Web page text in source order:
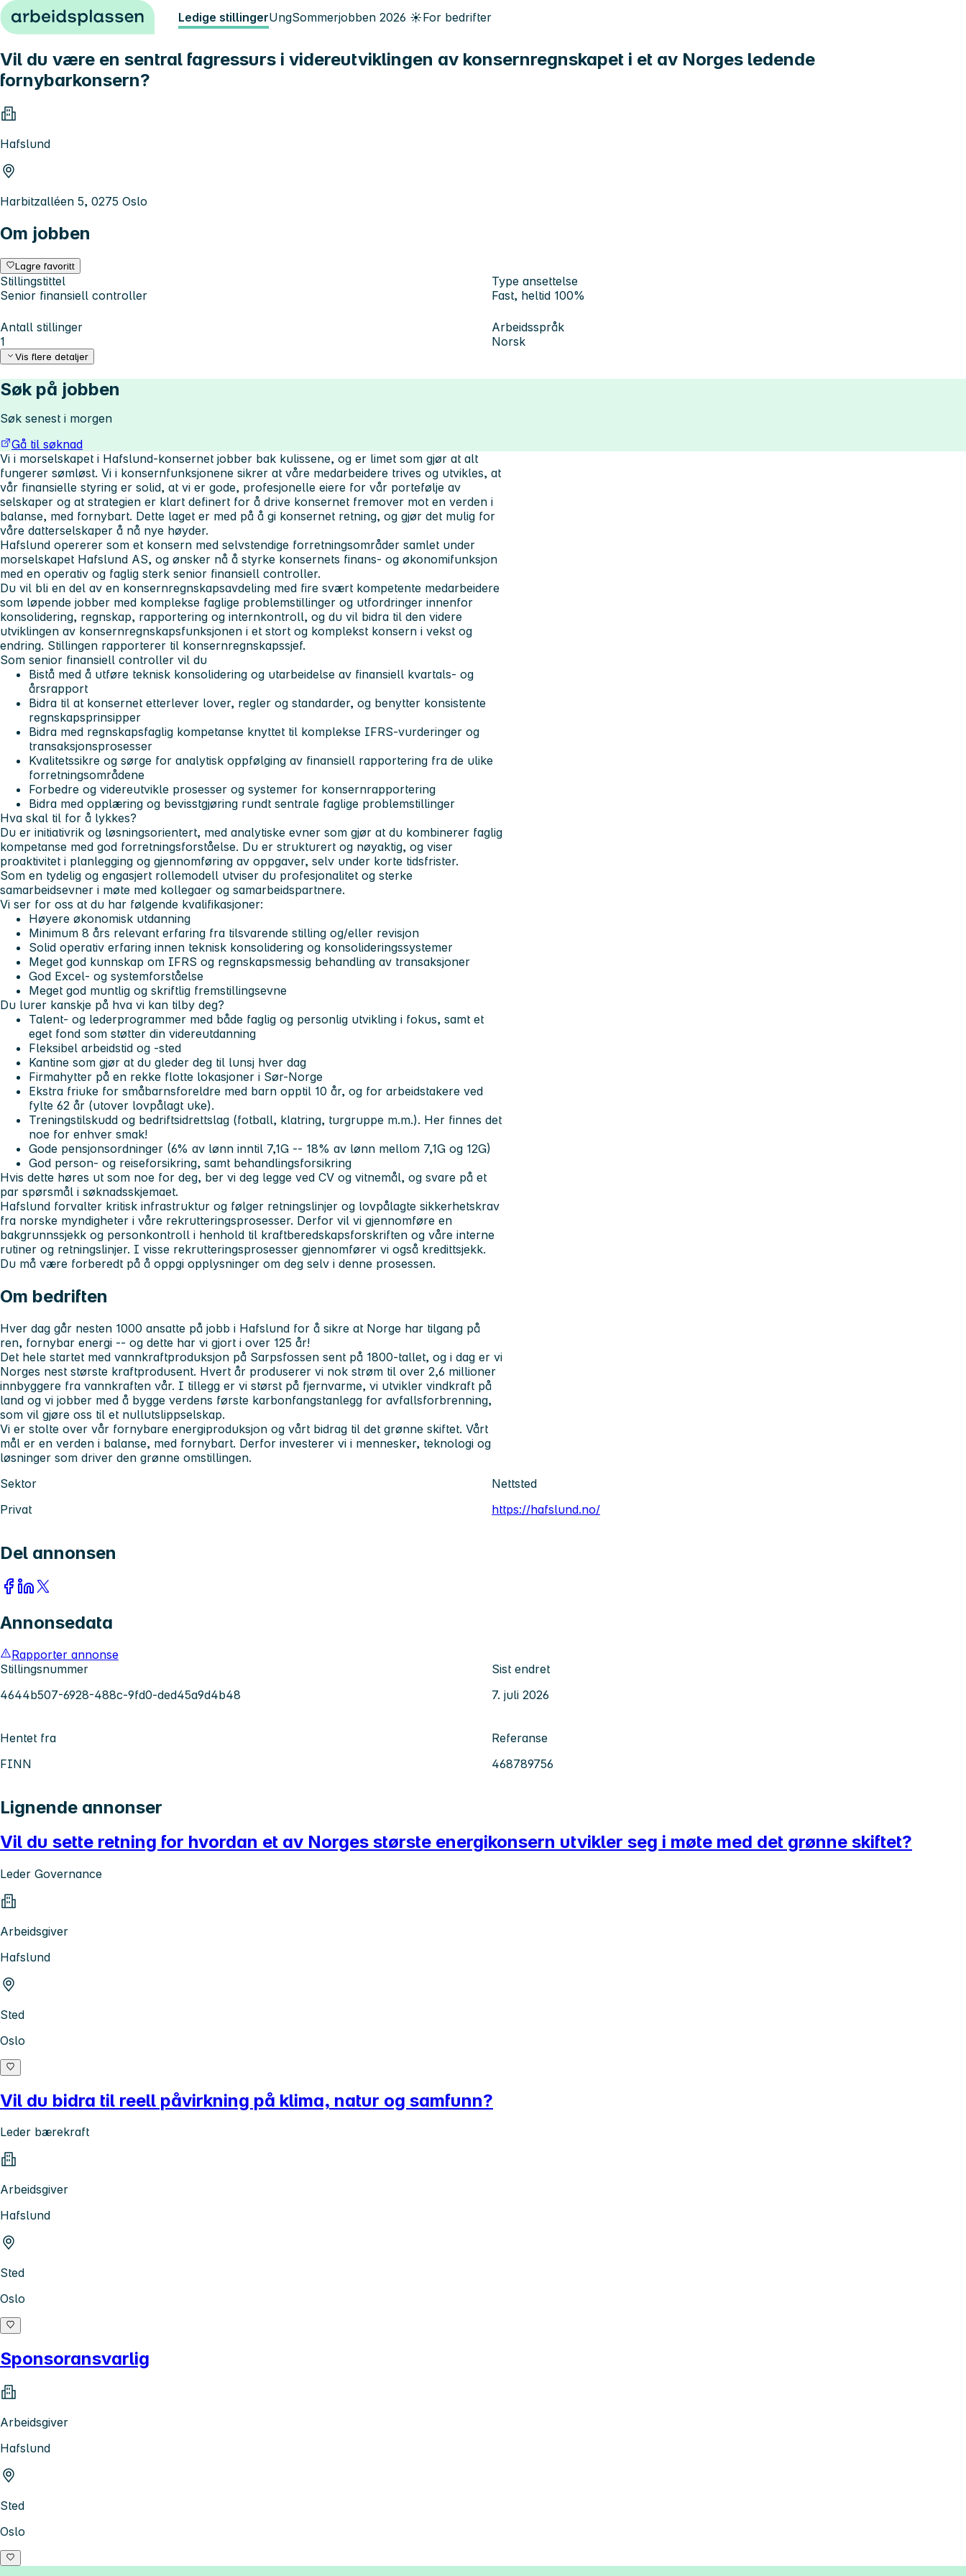
Hopp til innhold Ledige stillingerUngSommerjobben 2026 ☀️For bedrifter
Vil du være en sentral fagressurs i videreutviklingen av konsernregnskapet i et av Norges ledende
fornybarkonsern?
Hafslund
Harbitzalléen 5, 0275 Oslo
Om jobben
Lagre favoritt
Stillingstittel
Senior finansiell controller
Type ansettelse
Fast, heltid 100%
Antall stillinger
1
Arbeidsspråk
Norsk
Vis flere detaljer
Søk på jobben
Søk senest i morgen
Gå til søknad
Vi i morselskapet i Hafslund-konsernet jobber bak kulissene, og er limet som gjør at alt
fungerer sømløst. Vi i konsernfunksjonene sikrer at våre medarbeidere trives og utvikles, at
vår finansielle styring er solid, at vi er gode, profesjonelle eiere for vår portefølje av
selskaper og at strategien er klart definert for å drive konsernet fremover mot en verden i
balanse, med fornybart. Dette laget er med på å gi konsernet retning, og gjør det mulig for
våre datterselskaper å nå nye høyder.
Hafslund opererer som et konsern med selvstendige forretningsområder samlet under
morselskapet Hafslund AS, og ønsker nå å styrke konsernets finans- og økonomifunksjon
med en operativ og faglig sterk senior finansiell controller.
Du vil bli en del av en konsernregnskapsavdeling med fire svært kompetente medarbeidere
som løpende jobber med komplekse faglige problemstillinger og utfordringer innenfor
konsolidering, regnskap, rapportering og internkontroll, og du vil bidra til den videre
utviklingen av konsernregnskapsfunksjonen i et stort og komplekst konsern i vekst og
endring. Stillingen rapporterer til konsernregnskapssjef.
Som senior finansiell controller vil du
Bistå med å utføre teknisk konsolidering og utarbeidelse av finansiell kvartals- og
årsrapport
Bidra til at konsernet etterlever lover, regler og standarder, og benytter konsistente
regnskapsprinsipper
Bidra med regnskapsfaglig kompetanse knyttet til komplekse IFRS-vurderinger og
transaksjonsprosesser
Kvalitetssikre og sørge for analytisk oppfølging av finansiell rapportering fra de ulike
forretningsområdene
Forbedre og videreutvikle prosesser og systemer for konsernrapportering
Bidra med opplæring og bevisstgjøring rundt sentrale faglige problemstillinger
Hva skal til for å lykkes?
Du er initiativrik og løsningsorientert, med analytiske evner som gjør at du kombinerer faglig
kompetanse med god forretningsforståelse. Du er strukturert og nøyaktig, og viser
proaktivitet i planlegging og gjennomføring av oppgaver, selv under korte tidsfrister.
Som en tydelig og engasjert rollemodell utviser du profesjonalitet og sterke
samarbeidsevner i møte med kollegaer og samarbeidspartnere.
Vi ser for oss at du har følgende kvalifikasjoner:
Høyere økonomisk utdanning
Minimum 8 års relevant erfaring fra tilsvarende stilling og/eller revisjon
Solid operativ erfaring innen teknisk konsolidering og konsolideringssystemer
Meget god kunnskap om IFRS og regnskapsmessig behandling av transaksjoner
God Excel- og systemforståelse
Meget god muntlig og skriftlig fremstillingsevne
Du lurer kanskje på hva vi kan tilby deg?
Talent- og lederprogrammer med både faglig og personlig utvikling i fokus, samt et
eget fond som støtter din videreutdanning
Fleksibel arbeidstid og -sted
Kantine som gjør at du gleder deg til lunsj hver dag
Firmahytter på en rekke flotte lokasjoner i Sør-Norge
Ekstra friuke for småbarnsforeldre med barn opptil 10 år, og for arbeidstakere ved
fylte 62 år (utover lovpålagt uke).
Treningstilskudd og bedriftsidrettslag (fotball, klatring, turgruppe m.m.). Her finnes det
noe for enhver smak!
Gode pensjonsordninger (6% av lønn inntil 7,1G -- 18% av lønn mellom 7,1G og 12G)
God person- og reiseforsikring, samt behandlingsforsikring
Hvis dette høres ut som noe for deg, ber vi deg legge ved CV og vitnemål, og svare på et
par spørsmål i søknadsskjemaet.
Hafslund forvalter kritisk infrastruktur og følger retningslinjer og lovpålagte sikkerhetskrav
fra norske myndigheter i våre rekrutteringsprosesser. Derfor vil vi gjennomføre en
bakgrunnssjekk og personkontroll i henhold til kraftberedskapsforskriften og våre interne
rutiner og retningslinjer. I visse rekrutteringsprosesser gjennomfører vi også kredittsjekk.
Du må være forberedt på å oppgi opplysninger om deg selv i denne prosessen.
Om bedriften
Hver dag går nesten 1000 ansatte på jobb i Hafslund for å sikre at Norge har tilgang på
ren, fornybar energi -- og dette har vi gjort i over 125 år!
Det hele startet med vannkraftproduksjon på Sarpsfossen sent på 1800-tallet, og i dag er vi
Norges nest største kraftprodusent. Hvert år produserer vi nok strøm til over 2,6 millioner
innbyggere fra vannkraften vår. I tillegg er vi størst på fjernvarme, vi utvikler vindkraft på
land og vi jobber med å bygge verdens første karbonfangstanlegg for avfallsforbrenning,
som vil gjøre oss til et nullutslippselskap.
Vi er stolte over vår fornybare energiproduksjon og vårt bidrag til det grønne skiftet. Vårt
mål er en verden i balanse, med fornybart. Derfor investerer vi i mennesker, teknologi og
løsninger som driver den grønne omstillingen.
Sektor
Privat
Nettsted
https://hafslund.no/
Del annonsen
Annonsedata
Rapporter annonse
Stillingsnummer
4644b507-6928-488c-9fd0-ded45a9d4b48
Sist endret
7. juli 2026
Hentet fra
FINN
Referanse
468789756
Lignende annonser
Vil du sette retning for hvordan et av Norges største energikonsern utvikler seg i møte med det grønne skiftet?
Leder Governance
Arbeidsgiver
Hafslund
Sted
Oslo
Vil du bidra til reell påvirkning på klima, natur og samfunn?
Leder bærekraft
Arbeidsgiver
Hafslund
Sted
Oslo
Sponsoransvarlig
Arbeidsgiver
Hafslund
Sted
Oslo